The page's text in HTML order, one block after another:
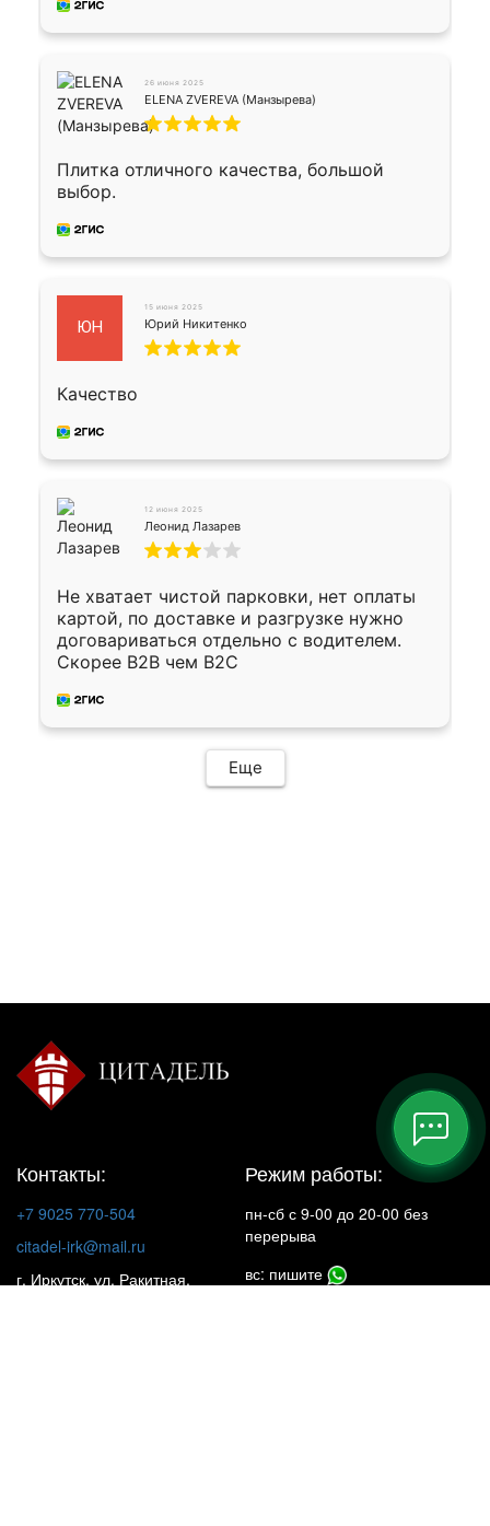
26 июня 2025
ELENA ZVEREVA (Манзырева)
Плитка отличного качества, большой
выбор.
ЮН
15 июня 2025
Юрий Никитенко
Качество
12 июня 2025
Леонид Лазарев
Не хватает чистой парковки, нет оплаты
картой, по доставке и разгрузке нужно
договариваться отдельно с водителем.
Скорее B2B чем B2C
Еще
Контакты:
+7 9025 770-504
citadel-irk@mail.ru
г. Иркутск, ул. Ракитная,
Режим работы:
пн-сб с 9-00 до 20-00 без
перерыва
вс: пишите